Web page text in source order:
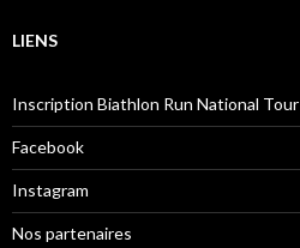
LIENS
Inscription Biathlon Run National Tour
Facebook
Instagram
Nos partenaires